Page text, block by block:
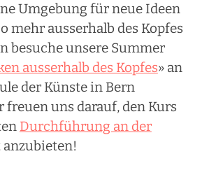
Umgebung für neue Ideen
mehr ausserhalb des Kopfes
besuche unsere Summer
ausserhalb des Kopfes» an
der Künste in Bern
freuen uns darauf, den Kurs
Durchführung an der